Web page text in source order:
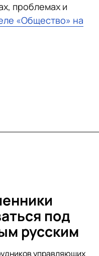
проблемах и
«Общество» на
под
русским
управляющих